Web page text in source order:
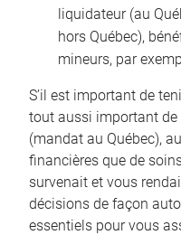
liquidateur (au
hors Québec),
mineurs, par
S’il est important de
tout aussi important
(mandat au Québec),
financières que de
survenait et vous
décisions de façon
essentiels pour vous